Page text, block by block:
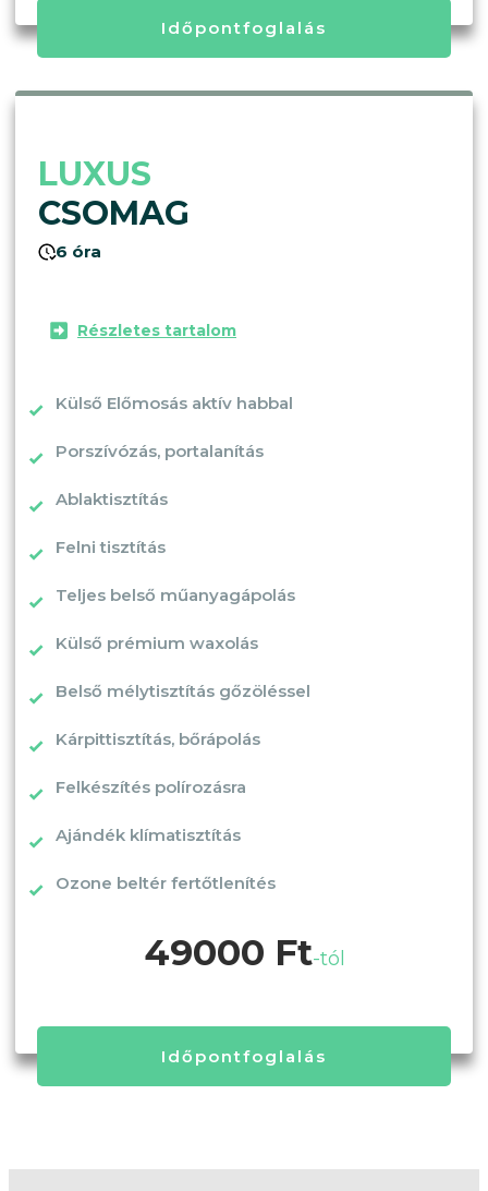
Időpontfoglalás
LUXUS
CSOMAG
6 óra
Részletes tartalom
Külső Előmosás aktív habbal
Porszívózás, portalanítás
Ablaktisztítás
Felni tisztítás
Teljes belső műanyagápolás
Külső prémium waxolás
Belső mélytisztítás gőzöléssel
Kárpittisztítás, bőrápolás
Felkészítés polírozásra
Ajándék klímatisztítás
Ozone beltér fertőtlenítés
49000 Ft-tól
Időpontfoglalás